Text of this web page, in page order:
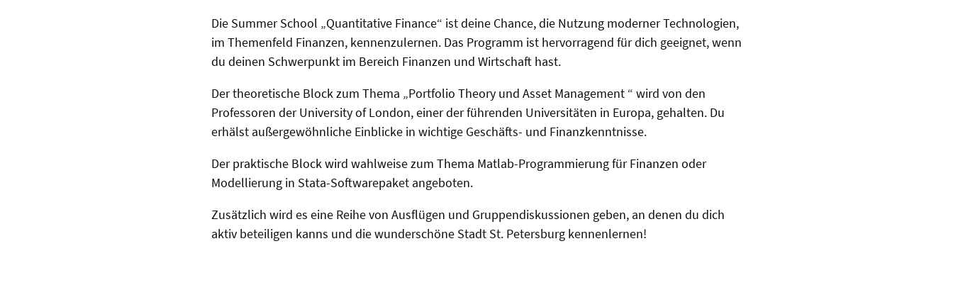
Die Summer School „Quantitative Finance“ ist deine Chance, die Nutzung moderner Technologien,
im Themenfeld Finanzen, kennenzulernen. Das Programm ist hervorragend für dich geeignet, wenn
du deinen Schwerpunkt im Bereich Finanzen und Wirtschaft hast.
Der theoretische Block zum Thema „Portfolio Theory und Asset Management “ wird von den
Professoren der University of London, einer der führenden Universitäten in Europa, gehalten. Du
erhälst außergewöhnliche Einblicke in wichtige Geschäfts- und Finanzkenntnisse.
Der praktische Block wird wahlweise zum Thema Matlab-Programmierung für Finanzen oder
Modellierung in Stata-Softwarepaket angeboten.
Zusätzlich wird es eine Reihe von Ausflügen und Gruppendiskussionen geben, an denen du dich
aktiv beteiligen kanns und die wunderschöne Stadt St. Petersburg kennenlernen!